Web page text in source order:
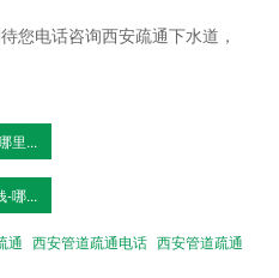
您电话咨询西安疏通下水道，
里...
-哪...
通 西安管道疏通电话 西安管道疏通